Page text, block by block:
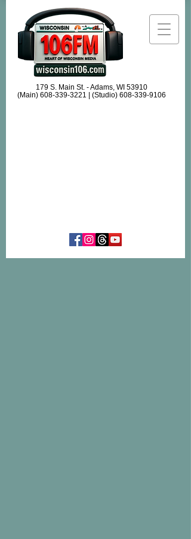
179 S. Main St. - Adams, WI 53910
(Main) 608-339-3221 | (Studio) 608-339-9106